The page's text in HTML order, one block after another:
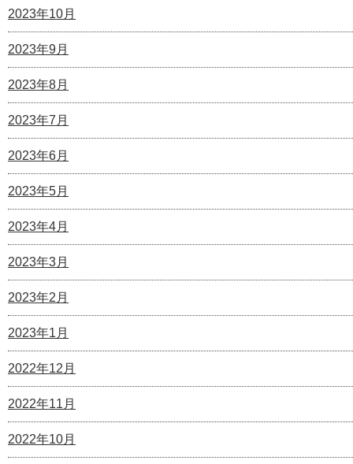
2023年10月
2023年9月
2023年8月
2023年7月
2023年6月
2023年5月
2023年4月
2023年3月
2023年2月
2023年1月
2022年12月
2022年11月
2022年10月